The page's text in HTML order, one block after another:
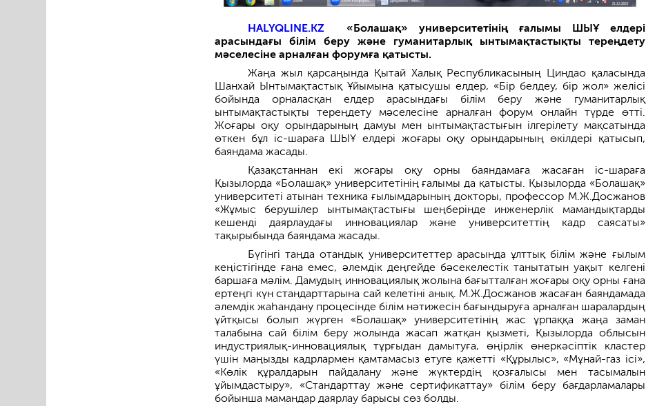
HALYQLINE.KZ
«Болашақ» университетінің ғалымы ШЫҰ елдері
арасындағы білім беру және гуманитарлық ынтымақтастықты тереңдету
мәселесіне арналған форумға қатысты.
Жаңа жыл қарсаңында Қытай Халық Республикасының Циндао қаласында
Шанхай Ынтымақтастық Ұйымына қатысушы елдер, «Бір белдеу, бір жол» желісі
бойында орналасқан елдер арасындағы білім беру және гуманитарлық
ынтымақтастықты тереңдету мәселесіне арналған форум онлайн түрде өтті.
Жоғары оқу орындарының дамуы мен ынтымақтастығын ілгерілету мақсатында
өткен бұл іс-шараға ШЫҰ елдері жоғары оқу орындарының өкілдері қатысып,
баяндама жасады.
Қазақстаннан екі жоғары оқу орны баяндамаға жасаған іс-шараға
Қызылорда «Болашақ» университетінің ғалымы да қатысты. Қызылорда «Болашақ»
университеті атынан техника ғылымдарының докторы, профессор М.Ж.Досжанов
«Жұмыс берушілер ынтымақтастығы шеңберінде инженерлік мамандықтарды
кешенді даярлаудағы инновациялар және университеттің кадр саясаты»
тақырыбында баяндама жасады.
Бүгінгі таңда отандық университеттер арасында ұлттық білім және ғылым
кеңістігінде ғана емес, әлемдік деңгейде бәсекелестік танытатын уақыт келгені
баршаға мәлім. Дамудың инновациялық жолына бағытталған жоғары оқу орны ғана
ертеңгі күн стандарттарына сай келетіні анық. М.Ж.Досжанов жасаған баяндамада
әлемдік жаһандану процесінде білім нәтижесін бағындыруға арналған шаралардың
ұйтқысы болып жүрген «Болашақ» университетінің жас ұрпаққа жаңа заман
талабына сай білім беру жолында жасап жатқан қызметі, Қызылорда облысын
индустриялық-инновациялық тұрғыдан дамытуға, өңірлік өнеркәсіптік кластер
үшін маңызды кадрлармен қамтамасыз етуге қажетті «Құрылыс», «Мұнай-газ ісі»,
«Көлік құралдарын пайдалану және жүктердің қозғалысы мен тасымалын
ұйымдастыру», «Стандарттау және сертификаттау» білім беру бағдарламалары
бойынша мамандар даярлау барысы сөз болды.